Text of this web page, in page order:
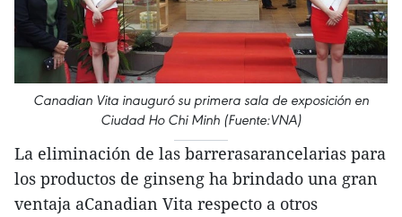
Canadian Vita inauguró su primera sala de exposición en
Ciudad Ho Chi Minh (Fuente:VNA)
La eliminación de las barrerasarancelarias para
los productos de ginseng ha brindado una gran
ventaja aCanadian Vita respecto a otros